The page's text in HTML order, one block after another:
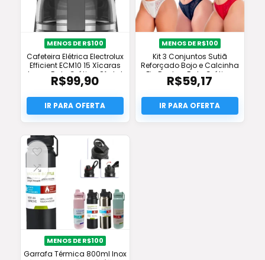
MENOS DE R$100
Cafeteira Elétrica Electrolux
Efficient ECM10 15 Xícaras
Inox – Frete Grátis e Oferta!
R$99,90
MENOS DE R$100
Kit 3 Conjuntos Sutiã
Reforçado Bojo e Calcinha
Fio Duplo – Frete Grátis e
Oferta!
R$59,17
MENOS DE R$100
Garrafa Térmica 800ml Inox